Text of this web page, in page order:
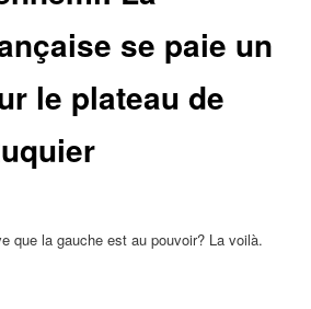
se paie un
le plateau de
que la gauche est au pouvoir? La voilà.